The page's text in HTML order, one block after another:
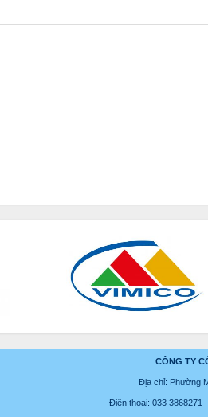
CÔNG TY
Địa chỉ: Phường
Điện thoại: 033 3868271